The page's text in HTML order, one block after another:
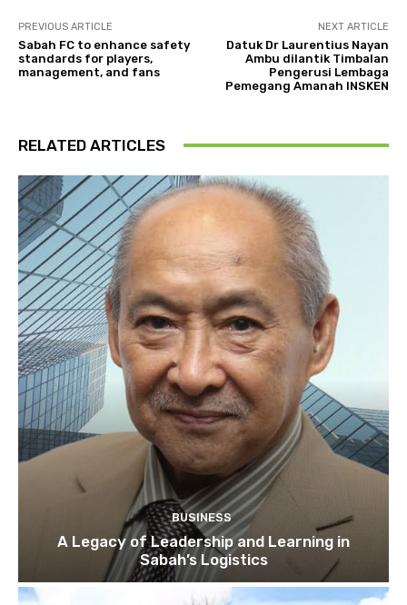
PREVIOUS ARTICLE
Sabah FC to enhance safety
standards for players,
management, and fans
NEXT ARTICLE
Datuk Dr Laurentius Nayan
Ambu dilantik Timbalan
Pengerusi Lembaga
Pemegang Amanah INSKEN
RELATED ARTICLES
BUSINESS
A Legacy of Leadership and Learning in
Sabah’s Logistics